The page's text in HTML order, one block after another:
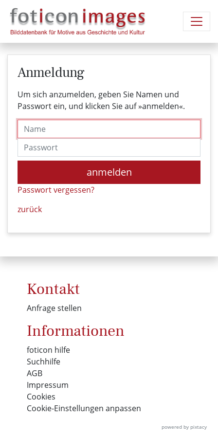
Anmeldung
Um sich anzumelden, geben Sie Namen und
Passwort ein, und klicken Sie auf »anmelden«.
Name
Passwort
anmelden
Passwort vergessen?
zurück
Kontakt
Anfrage stellen
Informationen
foticon hilfe
Suchhilfe
AGB
Impressum
Cookies
Cookie-Einstellungen anpassen
powered by pixtacy